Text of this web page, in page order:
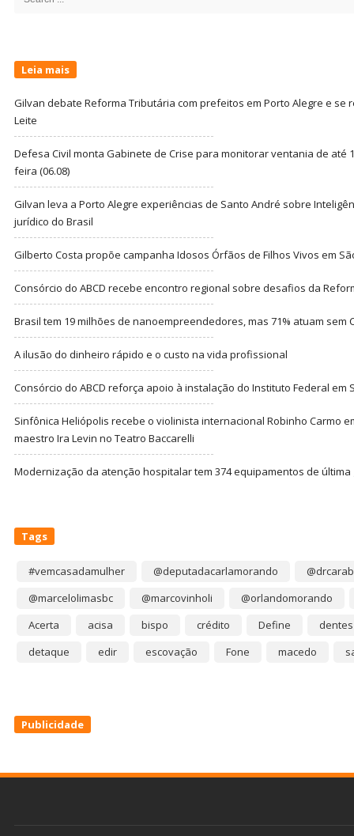
Leia mais
Gilvan debate Reforma Tributária com prefeitos em Porto Alegre e se
Leite
Defesa Civil monta Gabinete de Crise para monitorar ventania de até
feira (06.08)
Gilvan leva a Porto Alegre experiências de Santo André sobre
jurídico do Brasil
Gilberto Costa propõe campanha Idosos Órfãos de Filhos Vivos em
Consórcio do ABCD recebe encontro regional sobre desafios da
Brasil tem 19 milhões de nanoempreendedores, mas 71% atuam sem
A ilusão do dinheiro rápido e o custo na vida profissional
Consórcio do ABCD reforça apoio à instalação do Instituto Federal em
Sinfônica Heliópolis recebe o violinista internacional Robinho Carmo
maestro Ira Levin no Teatro Baccarelli
Modernização da atenção hospitalar tem 374 equipamentos de última
Tags
#vemcasadamulher @deputadacarlamorando
@marcelolimasbc
@marcovinholi
@orlandomorando
Acerta
acisa bispo crédito Define
dentes
detaque
edir escovação Fone macedo
Publicidade